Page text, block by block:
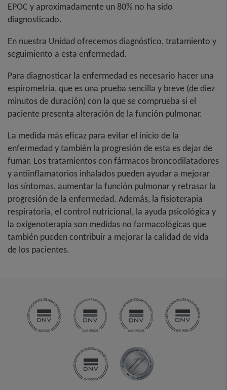
EPOC y aproximadamente un 80% no ha sido
diagnosticado.
En nuestra Unidad ofrecemos diagnóstico, tratamiento y
seguimiento a esta enfermedad.
Para diagnosticar la enfermedad es necesario hacer una
espirometría, que es una prueba sencilla y breve (de diez
minutos de duración) con la que se comprueba si el
paciente presenta alteración de la función pulmonar.
La medida más eficaz para evitar el inicio de la
enfermedad y también la progresión de esta es dejar de
fumar. Los tratamientos con fármacos broncodilatadores
y antiinflamatorios inhalados pueden ayudar a mejorar
los síntomas, aumentar la función pulmonar y retrasar la
progresión de la enfermedad. Además, la fisioterapia
respiratoria, el control nutricional, la ayuda psicológica y
la oxigenoterapia son medidas no farmacológicas que
también pueden contribuir a mejorar la calidad de vida
de los pacientes.